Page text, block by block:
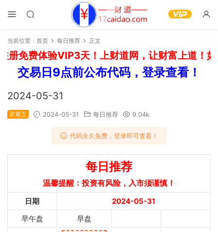
当前位置： 首页 每日推荐 正文
免费体验VIP3天！上财道网，让财富上道！如
交易日9点前公布代码，登录查看！
2024-05-31
星期五 2024-05-31 每日推荐 9.04k
代码永久免费，登录即可查看！
每日推荐
温馨提醒：投资有风险，入市须谨慎！
日期
2024-05-31
早午盘
早盘